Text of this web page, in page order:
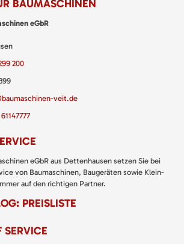
BAUMASCHINEN
eGbR
200
veit.de
eGbR aus Dettenhausen setzen Sie bei
von Baumaschinen, Baugeräten sowie Klein-
auf den richtigen Partner.
PREISLISTE
SERVICE